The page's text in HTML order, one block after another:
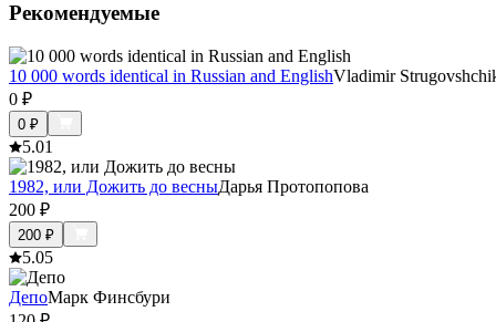
Рекомендуемые
10 000 words identical in Russian and EnglishVladimir
0 ₽
0 ₽
5.01
1982, или Дожить до весныДарья Протопопова
200 ₽
200 ₽
5.05
ДепоМарк Финсбури